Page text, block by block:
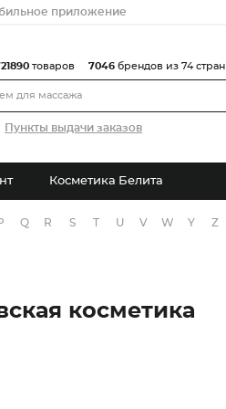
приложение
Пункты выдачи заказов
товаров 7046 брендов из 74 стран
Косметика Белита
Q R S T U V W Y Z
косметика